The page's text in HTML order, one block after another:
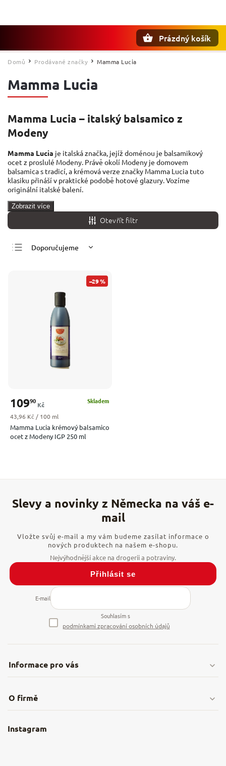
Prázdný košík
Domů / Prodávané značky / Mamma Lucia
Mamma Lucia
Mamma Lucia – italský balsamico z
Modeny
Mamma Lucia je italská značka, jejíž doménou je balsamikový
ocet z proslulé Modeny. Právě okolí Modeny je domovem
balsamica s tradicí, a krémová verze značky Mamma Lucia tuto
klasiku přináší v praktické podobě hotové glazury. Vozíme
originální italské balení.
Zobrazit více
Otevřít filtr
Doporučujeme
Nejprodávanější
Abecedně
–29 %
Mamma Lucia krémový balsamico
ocet z Modeny IGP 250 ml
Skladem
10990
Kč
Měrná cena:
43,96 Kč / 100 ml
Informace pro vás
Obchodní podmínky
Nejčastější dotazy
Vložte svůj e-mail a my vám budeme zasílat informace o
nových produktech na našem e-shopu.
E-mail
Souhlasím s
podmínkami zpracování osobních údajů
Přihlásit se
Instagram
O firmě